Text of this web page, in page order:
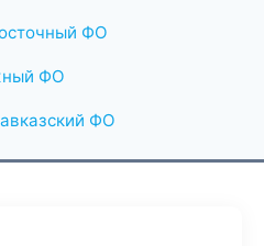
ФО
ФО
ФО